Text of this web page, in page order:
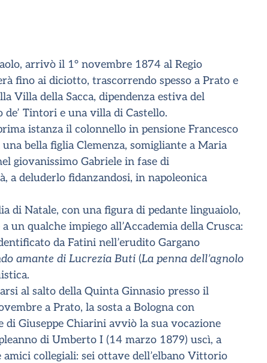
arrivò il 1° novembre 1874 al Regio
fino ai diciotto, trascorrendo spesso a Prato e
Villa della Sacca, dipendenza estiva del
Tintori e una villa di Castello.
istanza il colonnello in pensione Francesco
bella figlia Clemenza, somigliante a Maria
giovanissimo Gabriele in fase di
a deluderlo fidanzandosi, in napoleonica
di Natale, con una figura di pedante linguaiolo,
un qualche impiego all’Accademia della Crusca:
da Fatini nell’erudito Gargano
amante di Lucrezia Buti (La penna dell’agnolo
al salto della Quinta Ginnasio presso il
a Prato, la sosta a Bologna con
di Giuseppe Chiarini avviò la sua vocazione
di Umberto I (14 marzo 1879) uscì, a
amici collegiali: sei ottave dell’elbano Vittorio